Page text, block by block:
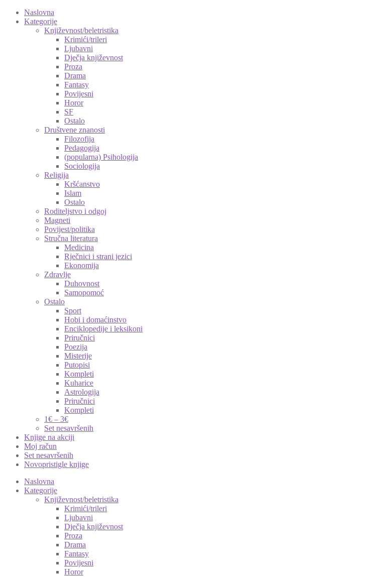
Naslovna
Kategorije
Književnost/beletristika
Krimići/trileri
Ljubavni
Dječja književnost
Proza
Drama
Fantasy
Povijesni
Horor
SF
Ostalo
Društvene znanosti
Filozofija
Pedagogija
(popularna) Psihologija
Sociologija
Religija
Kršćanstvo
Islam
Ostalo
Roditeljstvo i odgoj
Magneti
Povijest/politika
Stručna literatura
Medicina
Rječnici i strani jezici
Ekonomija
Zdravlje
Duhovnost
Samopomoć
Ostalo
Sport
Hobi i domaćinstvo
Enciklopedije i leksikoni
Priručnici
Poezija
Misterije
Putopisi
Kompleti
Kuharice
Astrologija
Priručnici
Kompleti
1€ – 3€
Set nesavršenih
Knjige na akciji
Moj račun
Set nesavršenih
Novopristigle knjige
Naslovna
Kategorije
Književnost/beletristika
Krimići/trileri
Ljubavni
Dječja književnost
Proza
Drama
Fantasy
Povijesni
Horor